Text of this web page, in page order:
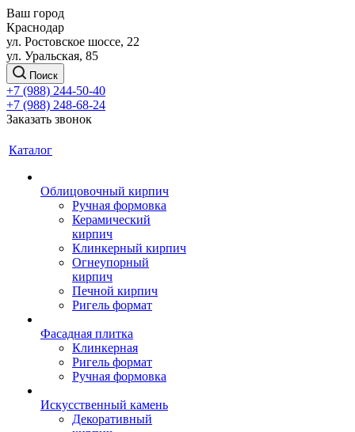
Ваш город
Краснодар
ул. Ростовское шоссе, 22
ул. Уральская, 85
Поиск
+7 (988) 244-50-40
+7 (988) 248-68-24
Заказать звонок
Каталог
Облицовочный кирпич
Ручная формовка
Керамический
кирпич
Клинкерный кирпич
Огнеупорный
кирпич
Печной кирпич
Ригель формат
Фасадная плитка
Клинкерная
Ригель формат
Ручная формовка
Искусственный камень
Декоративный